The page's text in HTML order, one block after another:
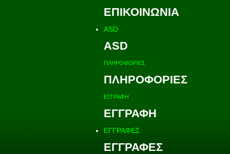
ΕΠΙΚΟΙΝΩΝΙΑ
ASD
ASD
ΠΛΗΡΟΦΟΡΙΕΣ
ΠΛΗΡΟΦΟΡΙΕΣ
ΕΓΓΡΑΦΗ
ΕΓΓΡΑΦΗ
ΕΓΓΡΑΦΕΣ
ΕΓΓΡΑΦΕΣ